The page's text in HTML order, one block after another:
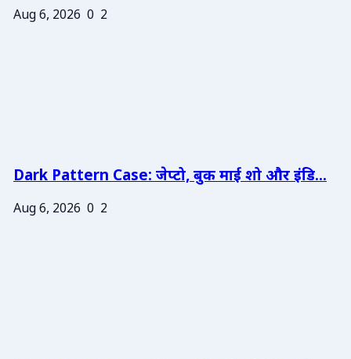
Aug 6, 2026 0 2
Dark Pattern Case: जेप्टो, बुक माई शो और इंडि...
Aug 6, 2026 0 2